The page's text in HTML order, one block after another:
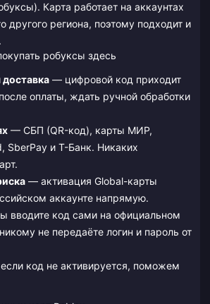
Карта работает на аккаунтах
другого региона, поэтому подходит и
робуксы здесь
— цифровой код приходит
оплаты, ждать ручной обработки
— СБП (QR-код), карты МИР,
SberPay и Т-Банк. Никаких
— активация Global-карты
аккаунте напрямую.
вводите код сами на официальном
не передаёте логин и пароль от
код не активируется, поможем